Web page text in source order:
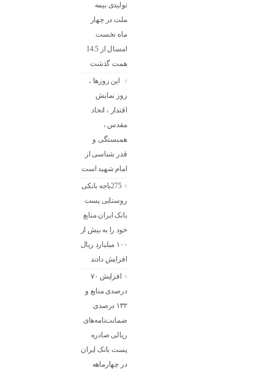
تولیدی بیمه
ملت در چهار
ماه نخست
امسال از 14.5
همت گذشت
این روزها ،
روز نمایش
اقتدار ، اتحاد
مقدس ،
همبستگی و
قدر شناسی از
امام شهید است
275باجه بانکی
روستایی پست
بانک ایران منابع
خود را به بیش از
۱۰۰ میلیارد ریال
افزایش دادند
افزایش ۷۰
درصدی منابع و
۱۳۲ درصدی
ضمانت‌نامه‌های
ریالی صادره
پست بانک ایران
در چهارماهه